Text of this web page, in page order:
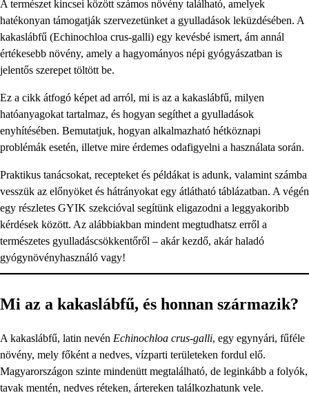
A természet kincsei között számos növény található, amelyek
hatékonyan támogatják szervezetünket a gyulladások leküzdésében. A
kakaslábfű (Echinochloa crus-galli) egy kevésbé ismert, ám annál
értékesebb növény, amely a hagyományos népi gyógyászatban is
jelentős szerepet töltött be.
Ez a cikk átfogó képet ad arról, mi is az a kakaslábfű, milyen
hatóanyagokat tartalmaz, és hogyan segíthet a gyulladások
enyhítésében. Bemutatjuk, hogyan alkalmazható hétköznapi
problémák esetén, illetve mire érdemes odafigyelni a használata során.
Praktikus tanácsokat, recepteket és példákat is adunk, valamint számba
vesszük az előnyöket és hátrányokat egy átlátható táblázatban. A végén
egy részletes GYIK szekcióval segítünk eligazodni a leggyakoribb
kérdések között. Az alábbiakban mindent megtudhatsz erről a
természetes gyulladáscsökkentőről – akár kezdő, akár haladó
gyógynövényhasználó vagy!
Mi az a kakaslábfű, és honnan származik?
A kakaslábfű, latin nevén Echinochloa crus-galli, egy egynyári, fűféle
növény, mely főként a nedves, vízparti területeken fordul elő.
Magyarországon szinte mindenütt megtalálható, de leginkább a folyók,
tavak mentén, nedves réteken, ártereken találkozhatunk vele.